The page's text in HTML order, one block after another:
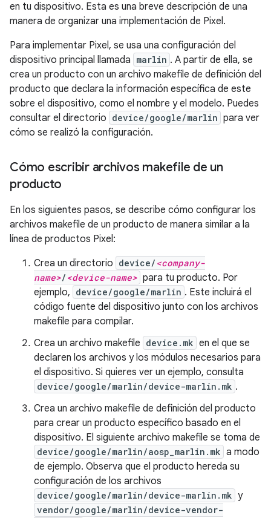
en tu dispositivo. Esta es una breve descripción de una
manera de organizar una implementación de Pixel.
Para implementar Pixel, se usa una configuración del
dispositivo principal llamada marlin . A partir de ella, se
crea un producto con un archivo makefile de definición del
producto que declara la información específica de este
sobre el dispositivo, como el nombre y el modelo. Puedes
consultar el directorio device/google/marlin para ver
cómo se realizó la configuración.
Cómo escribir archivos makefile de un
producto
En los siguientes pasos, se describe cómo configurar los
archivos makefile de un producto de manera similar a la
línea de productos Pixel:
Crea un directorio device/ <company-
name>/ <device-name> para tu producto. Por
ejemplo, device/google/marlin . Este incluirá el
código fuente del dispositivo junto con los archivos
makefile para compilar.
Crea un archivo makefile device.mk en el que se
declaren los archivos y los módulos necesarios para
el dispositivo. Si quieres ver un ejemplo, consulta
device/google/marlin/device-marlin.mk .
Crea un archivo makefile de definición del producto
para crear un producto específico basado en el
dispositivo. El siguiente archivo makefile se toma de
device/google/marlin/aosp_marlin.mk a modo
de ejemplo. Observa que el producto hereda su
configuración de los archivos
device/google/marlin/device-marlin.mk y
vendor/google/marlin/device-vendor-